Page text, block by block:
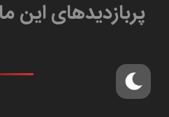
پربازدیدهای این